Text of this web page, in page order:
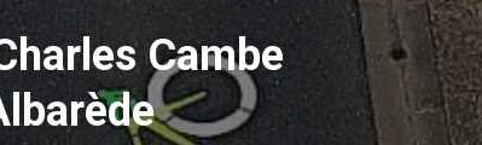
Cambe